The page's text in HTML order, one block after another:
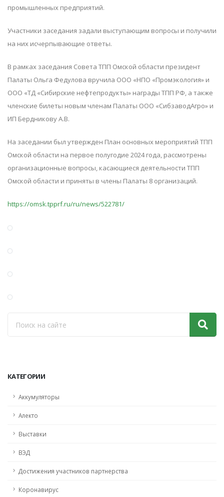
промышленных предприятий.
Участники заседания задали выступающим вопросы и получили
на них исчерпывающие ответы.
В рамках заседания Совета ТПП Омской области президент
Палаты Ольга Федулова вручила ООО «НПО «Промэкология» и
ООО «ТД «Сибирские нефтепродукты» награды ТПП РФ, а также
членские билеты новым членам Палаты ООО «СибзаводАгро» и
ИП Бердникову А.В.
На заседании был утвержден План основных мероприятий ТПП
Омской области на первое полугодие 2024 года, рассмотрены
организационные вопросы, касающиеся деятельности ТПП
Омской области и приняты в члены Палаты 8 организаций.
https://omsk.tpprf.ru/ru/news/522781/
КАТЕГОРИИ
Аккумуляторы
Алекто
Выставки
ВЭД
Достижения участников партнерства
Коронавирус